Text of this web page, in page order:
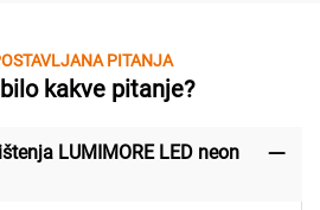
PITANJA
kakve pitanje?
LUMIMORE LED neon